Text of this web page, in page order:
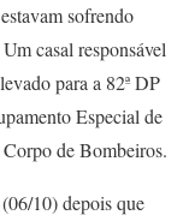
sofrendo
casal responsável
para a 82ª DP
Especial de
de Bombeiros.
10) depois que